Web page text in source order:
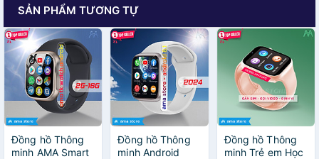
SẢN PHẨM TƯƠNG TỰ
Đồng hồ Thông
minh AMA Smart
Đồng hồ Thông
minh Android
Đồng hồ Thông
minh Trẻ em Học